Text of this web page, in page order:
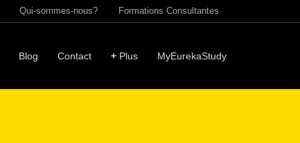
Qui-sommes-nous? Formations Consultantes
Blog Contact + Plus MyEurekaStudy